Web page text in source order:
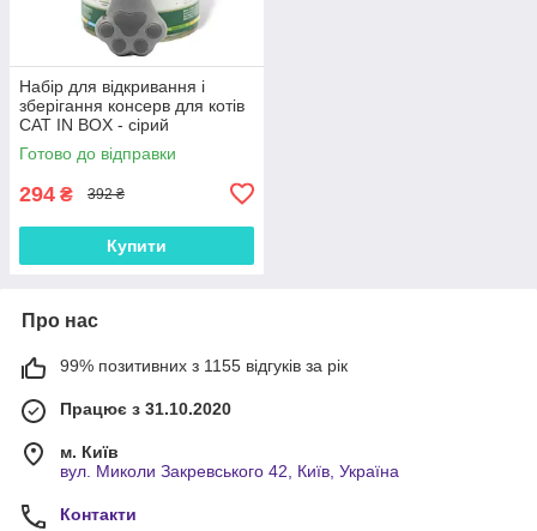
Набір для відкривання і
зберігання консерв для котів
CAT IN BOX - сірий
Готово до відправки
294 ₴ 392 ₴
Купити
Про нас
99% позитивних з 1155 відгуків за рік
Працює з 31.10.2020
м. Київ
вул. Миколи Закревського 42, Київ, Україна
Контакти